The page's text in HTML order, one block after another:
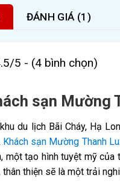
ĐÁNH GIÁ (1)
5 - (4 bình chọn)
sạn Mường
du lịch Bãi Cháy, Hạ
Khách sạn Mường Thanh
một tạo hình tuyệt mỹ
thiện sẽ là một trải